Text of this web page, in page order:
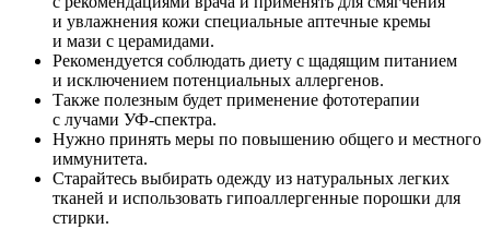
и увлажнения кожи специальные аптечные кремы
и мази с церамидами.
Рекомендуется соблюдать диету с щадящим питанием
и исключением потенциальных аллергенов.
Также полезным будет применение фототерапии
с лучами УФ-спектра.
Нужно принять меры по повышению общего и местного
иммунитета.
Старайтесь выбирать одежду из натуральных легких
тканей и использовать гипоаллергенные порошки для
стирки.